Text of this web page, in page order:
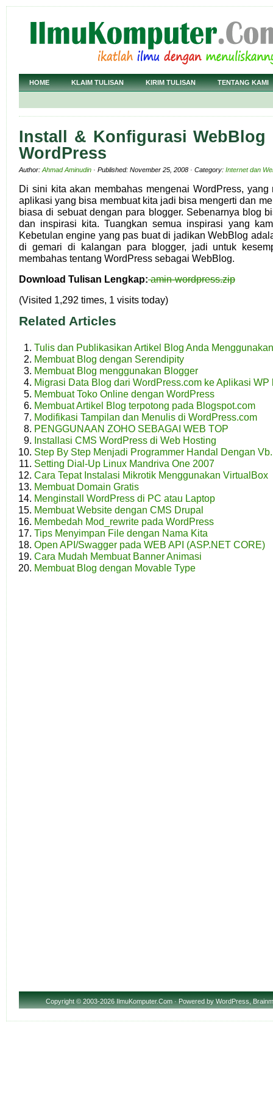
HOME KLAIM TULISAN KIRIM TULISAN TENTANG KAMI
Install & Konfigurasi WebBlog
WordPress
Author: Ahmad Aminudin · Published: November 25, 2008 · Category: Internet dan
Di sini kita akan membahas mengenai WordPress, yang
aplikasi yang bisa membuat kita jadi bisa mengerti dan
biasa di sebuat dengan para blogger. Sebenarnya blog
dan inspirasi kita. Tuangkan semua inspirasi yang
Kebetulan engine yang pas buat di jadikan WebBlog
di gemari di kalangan para blogger, jadi untuk
membahas tentang WordPress sebagai WebBlog.
Download Tulisan Lengkap:amin-wordpress.zip
(Visited 1,292 times, 1 visits today)
Related Articles
Tulis dan Publikasikan Artikel Blog Anda
Membuat Blog dengan Serendipity
Membuat Blog menggunakan Blogger
Migrasi Data Blog dari WordPress.com ke Aplikasi WP
Membuat Toko Online dengan WordPress
Membuat Artikel Blog terpotong pada Blogspot.com
Modifikasi Tampilan dan Menulis di WordPress.com
PENGGUNAAN ZOHO SEBAGAI WEB TOP
Installasi CMS WordPress di Web Hosting
Step By Step Menjadi Programmer Handal Dengan
Setting Dial-Up Linux Mandriva One 2007
Cara Tepat Instalasi Mikrotik Menggunakan VirtualBox
Membuat Domain Gratis
Menginstall WordPress di PC atau Laptop
Membuat Website dengan CMS Drupal
Membedah Mod_rewrite pada WordPress
Tips Menyimpan File dengan Nama Kita
Open API/Swagger pada WEB API (ASP.NET CORE)
Cara Mudah Membuat Banner Animasi
Membuat Blog dengan Movable Type
Copyright© 2003-2026 IlmuKomputer.Com · Powered byWordPress,